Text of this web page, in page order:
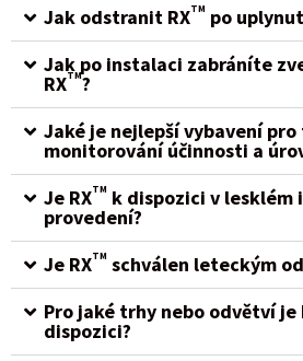
Jak odstranit RXTM po
Jak po instalaci zabráníte
RXTM?
Jaké je nejlepší vybavení
monitorování účinnosti a
Je RXTM k dispozici v lesklém
provedení?
Je RXTM schválen leteckým
Pro jaké trhy nebo odvětví je
dispozici?